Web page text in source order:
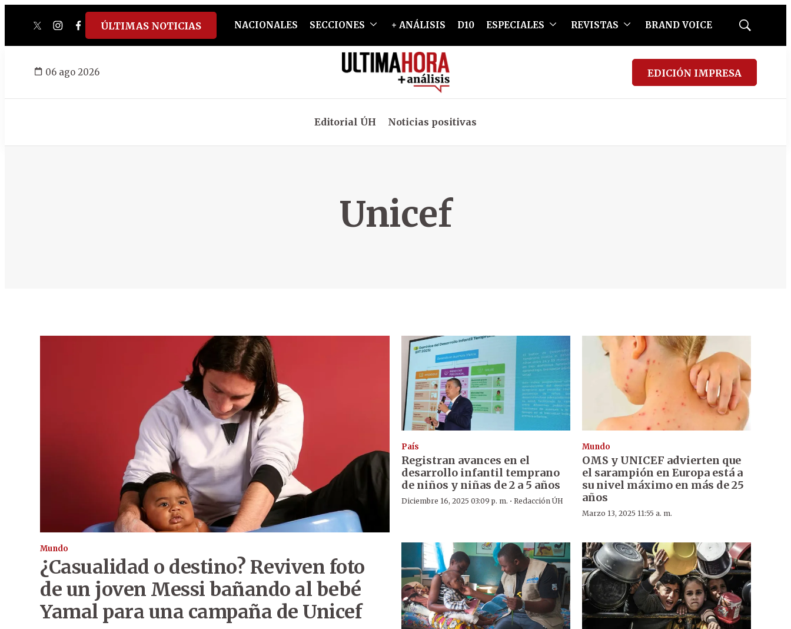
twitterinstagram
facebook
tiktokyoutube
spotify
ÚLTIMAS NOTICIAS NACIONALES SECCIONES + ANÁLISIS D10 ESPECIALES REVISTAS BRAND VOICE
Mostrar
06 ago 2026 EDICIÓN IMPRESA
Editorial ÚH Noticias positivas
Unicef
Mundo
¿Casualidad o destino? Reviven foto
de un joven Messi bañando al bebé
Yamal para una campaña de Unicef
País
Registran avances en el
desarrollo infantil temprano
de niños y niñas de 2 a 5 años
Diciembre 16, 2025 03:09 p. m. · Redacción ÚH
Mundo
OMS y UNICEF advierten que
el sarampión en Europa está a
su nivel máximo en más de 25
años
Marzo 13, 2025 11:55 a. m.